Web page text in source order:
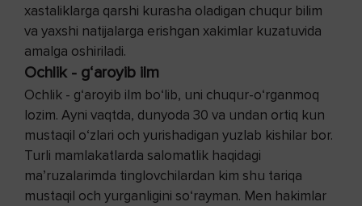
xastaliklarga qarshi kurasha oladigan chuqur bilim
va yaxshi natijalarga erishgan xakimlar kuzatuvida
amalga oshiriladi.
Ochlik - g‘aroyib ilm
Ochlik - g‘aroyib ilm bo‘lib, uni chuqur-o‘rganmoq
lozim. Ayni vaqtda, dunyoda 30 va undan ortiq kun
mustaqil o‘zlari och yurishadigan yuzlab kishilar bor.
Turli mamlakatlarda salomatlik haqidagi
ma’ruzalarimda tinglovchilardan kim shu tariqa
mustaqil och yurganligini so‘rayman. Men hakimlar